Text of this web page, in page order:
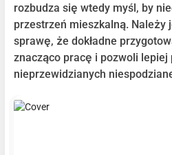
rozbudza się wtedy myśl, by
przestrzeń mieszkalną. Należy
sprawę, że dokładne
znacząco pracę i pozwoli
nieprzewidzianych